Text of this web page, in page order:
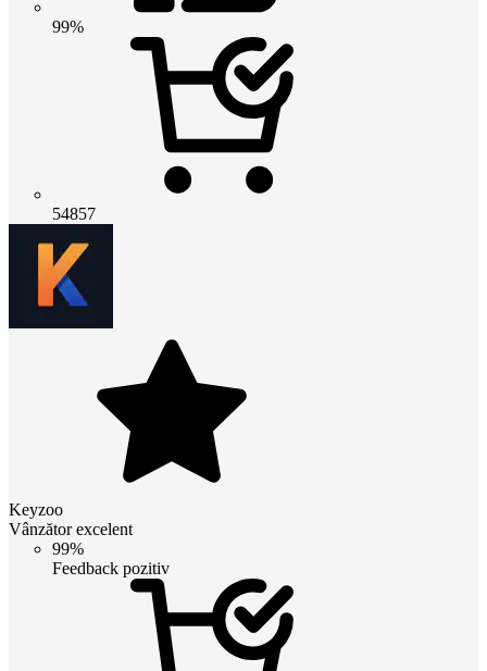
99%
54857
Keyzoo
Vânzător excelent
99%
Feedback pozitiv